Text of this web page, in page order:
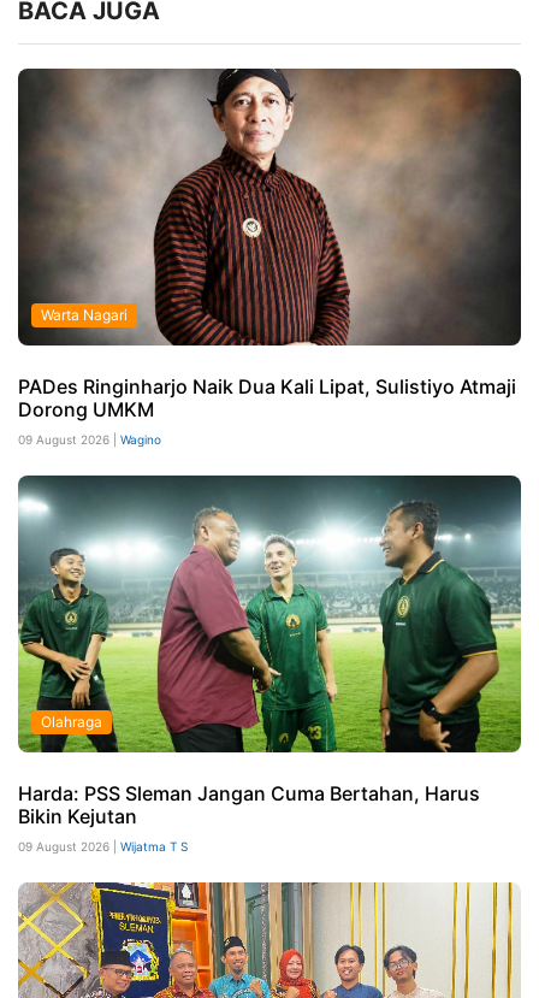
BACA JUGA
Warta Nagari
PADes Ringinharjo Naik Dua Kali Lipat, Sulistiyo Atmaji
Dorong UMKM
09 August 2026 | Wagino
Olahraga
Harda: PSS Sleman Jangan Cuma Bertahan, Harus
Bikin Kejutan
09 August 2026 | Wijatma T S